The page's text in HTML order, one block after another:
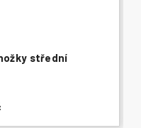
střední